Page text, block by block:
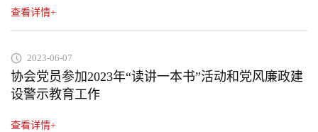
查看详情+
2023-06-07
协会党员参加2023年“读讲一本书”活动和党风廉政建
设警示教育工作
查看详情+